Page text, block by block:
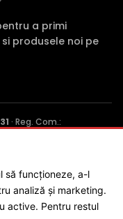
a primi
produsele noi pe
· Reg. Com.:
SRL
să funcționeze, a-l
analiză și marketing.
active. Pentru restul